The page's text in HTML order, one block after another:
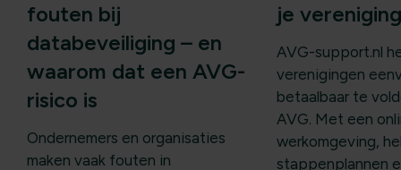
fouten bij
databeveiliging – en
waarom dat een AVG-
risico is
Ondernemers en organisaties
maken vaak fouten in
je vereniging
AVG-support.nl
verenigingen
betaalbaar te
AVG. Met een
werkomgeving,
stappenplannen